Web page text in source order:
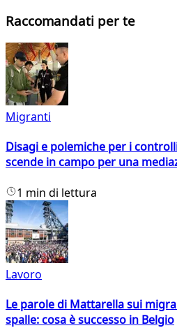
Raccomandati per te
Migranti
Disagi e polemiche per i
scende in campo per una
1 min di lettura
Lavoro
Le parole di Mattarella sui
spalle: cosa è successo in Belgio